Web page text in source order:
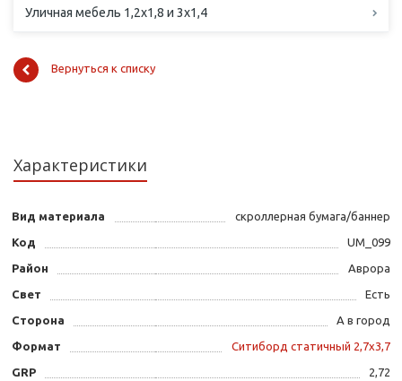
Уличная мебель 1,2х1,8 и 3х1,4
Вернуться к списку
Характеристики
Вид материала скроллерная бумага/баннер
Код UM_099
Район Аврора
Свет Есть
Сторона А в город
Формат Ситиборд статичный 2,7х3,7
GRP 2,72